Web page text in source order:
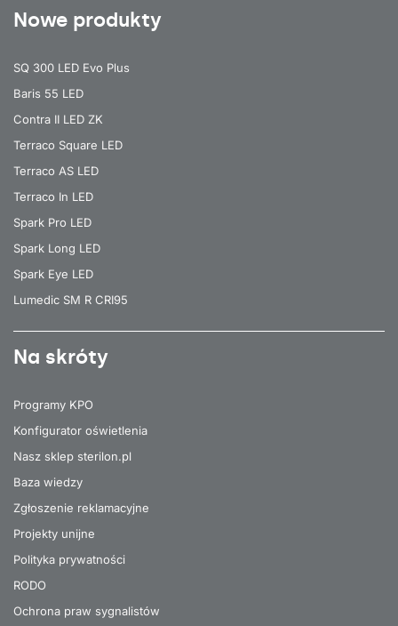
Nowe produkty
SQ 300 LED Evo Plus
Baris 55 LED
Contra II LED ZK
Terraco Square LED
Terraco AS LED
Terraco In LED
Spark Pro LED
Spark Long LED
Spark Eye LED
Lumedic SM R CRI95
Na skróty
Programy KPO
Konfigurator oświetlenia
Nasz sklep sterilon.pl
Baza wiedzy
Zgłoszenie reklamacyjne
Projekty unijne
Polityka prywatności
RODO
Ochrona praw sygnalistów